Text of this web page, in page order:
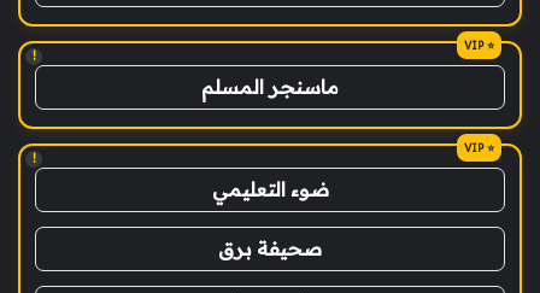
!
ماسنجر المسلم
!
ضوء التعليمي
صحيفة برق